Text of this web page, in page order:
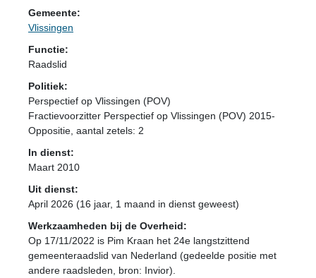
Gemeente:
Vlissingen
Functie:
Raadslid
Politiek:
Perspectief op Vlissingen (POV)
Fractievoorzitter Perspectief op Vlissingen (POV) 2015-
Oppositie , aantal zetels: 2
In dienst:
Maart 2010
Uit dienst:
April 2026 (16 jaar, 1 maand in dienst geweest)
Werkzaamheden bij de Overheid:
Op 17/11/2022 is Pim Kraan het 24e langstzittend
gemeenteraadslid van Nederland (gedeelde positie met
andere raadsleden, bron: Invior).